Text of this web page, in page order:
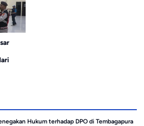
Hukum terhadap DPO di Tembagapura